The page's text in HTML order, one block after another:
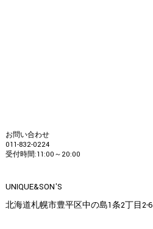
お問い合わせ
011-832-0224
受付時間:11:00～20:00
UNIQUE&SON'S
北海道札幌市豊平区中の島1条2丁目2-6